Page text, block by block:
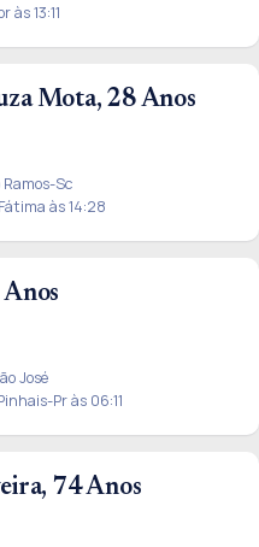
às 13:11
Mota, 28 Anos
Ramos-Sc
às 14:28
José
Pr às 06:11
74 Anos